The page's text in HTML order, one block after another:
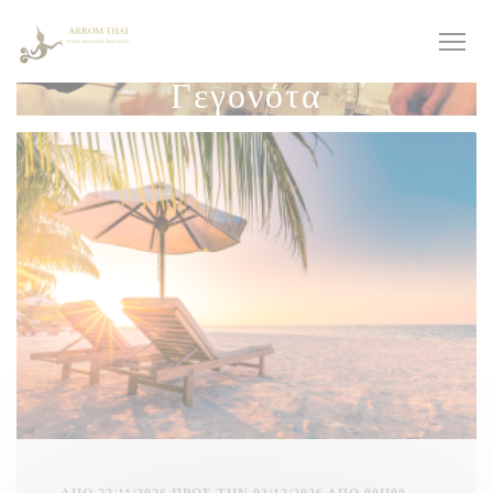
Γεγονότα